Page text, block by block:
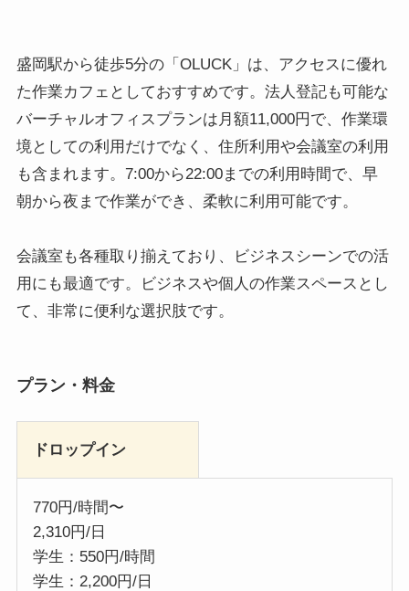
盛岡駅から徒歩5分の「OLUCK」は、アクセスに優れ
た作業カフェとしておすすめです。法人登記も可能な
バーチャルオフィスプランは月額11,000円で、作業環
境としての利用だけでなく、住所利用や会議室の利用
も含まれます。7:00から22:00までの利用時間で、早
朝から夜まで作業ができ、柔軟に利用可能です。
会議室も各種取り揃えており、ビジネスシーンでの活
用にも最適です。ビジネスや個人の作業スペースとし
て、非常に便利な選択肢です。
プラン・料金
ドロップイン
770円/時間〜
2,310円/日
学生：550円/時間
学生：2,200円/日